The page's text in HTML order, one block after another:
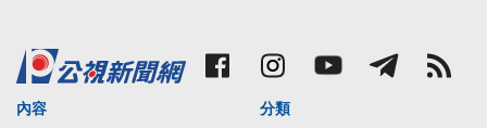
內容
分類